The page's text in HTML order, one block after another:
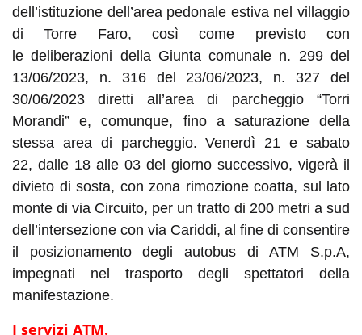
dell’istituzione dell’area pedonale estiva nel villaggio
di Torre Faro, così come previsto con
ledeliberazioni della Giuntacomunale n. 299 del
13/06/2023, n. 316 del 23/06/2023, n. 327 del
30/06/2023 diretti all’area di parcheggio “Torri
Morandi” e, comunque, fino a saturazione della
stessa area di parcheggio.Venerdì 21 esabato
22, dalle 18 alle 03 del giorno successivo, vigerà il
divieto di sosta, con zona rimozione coatta, sul lato
monte di via Circuito, per un tratto di 200 metri a sud
dell’intersezione con via Cariddi, al fine di consentire
il posizionamento degli autobus diATM S.p.A,
impegnati nel trasporto degli spettatori della
manifestazione.
I servizi ATM.